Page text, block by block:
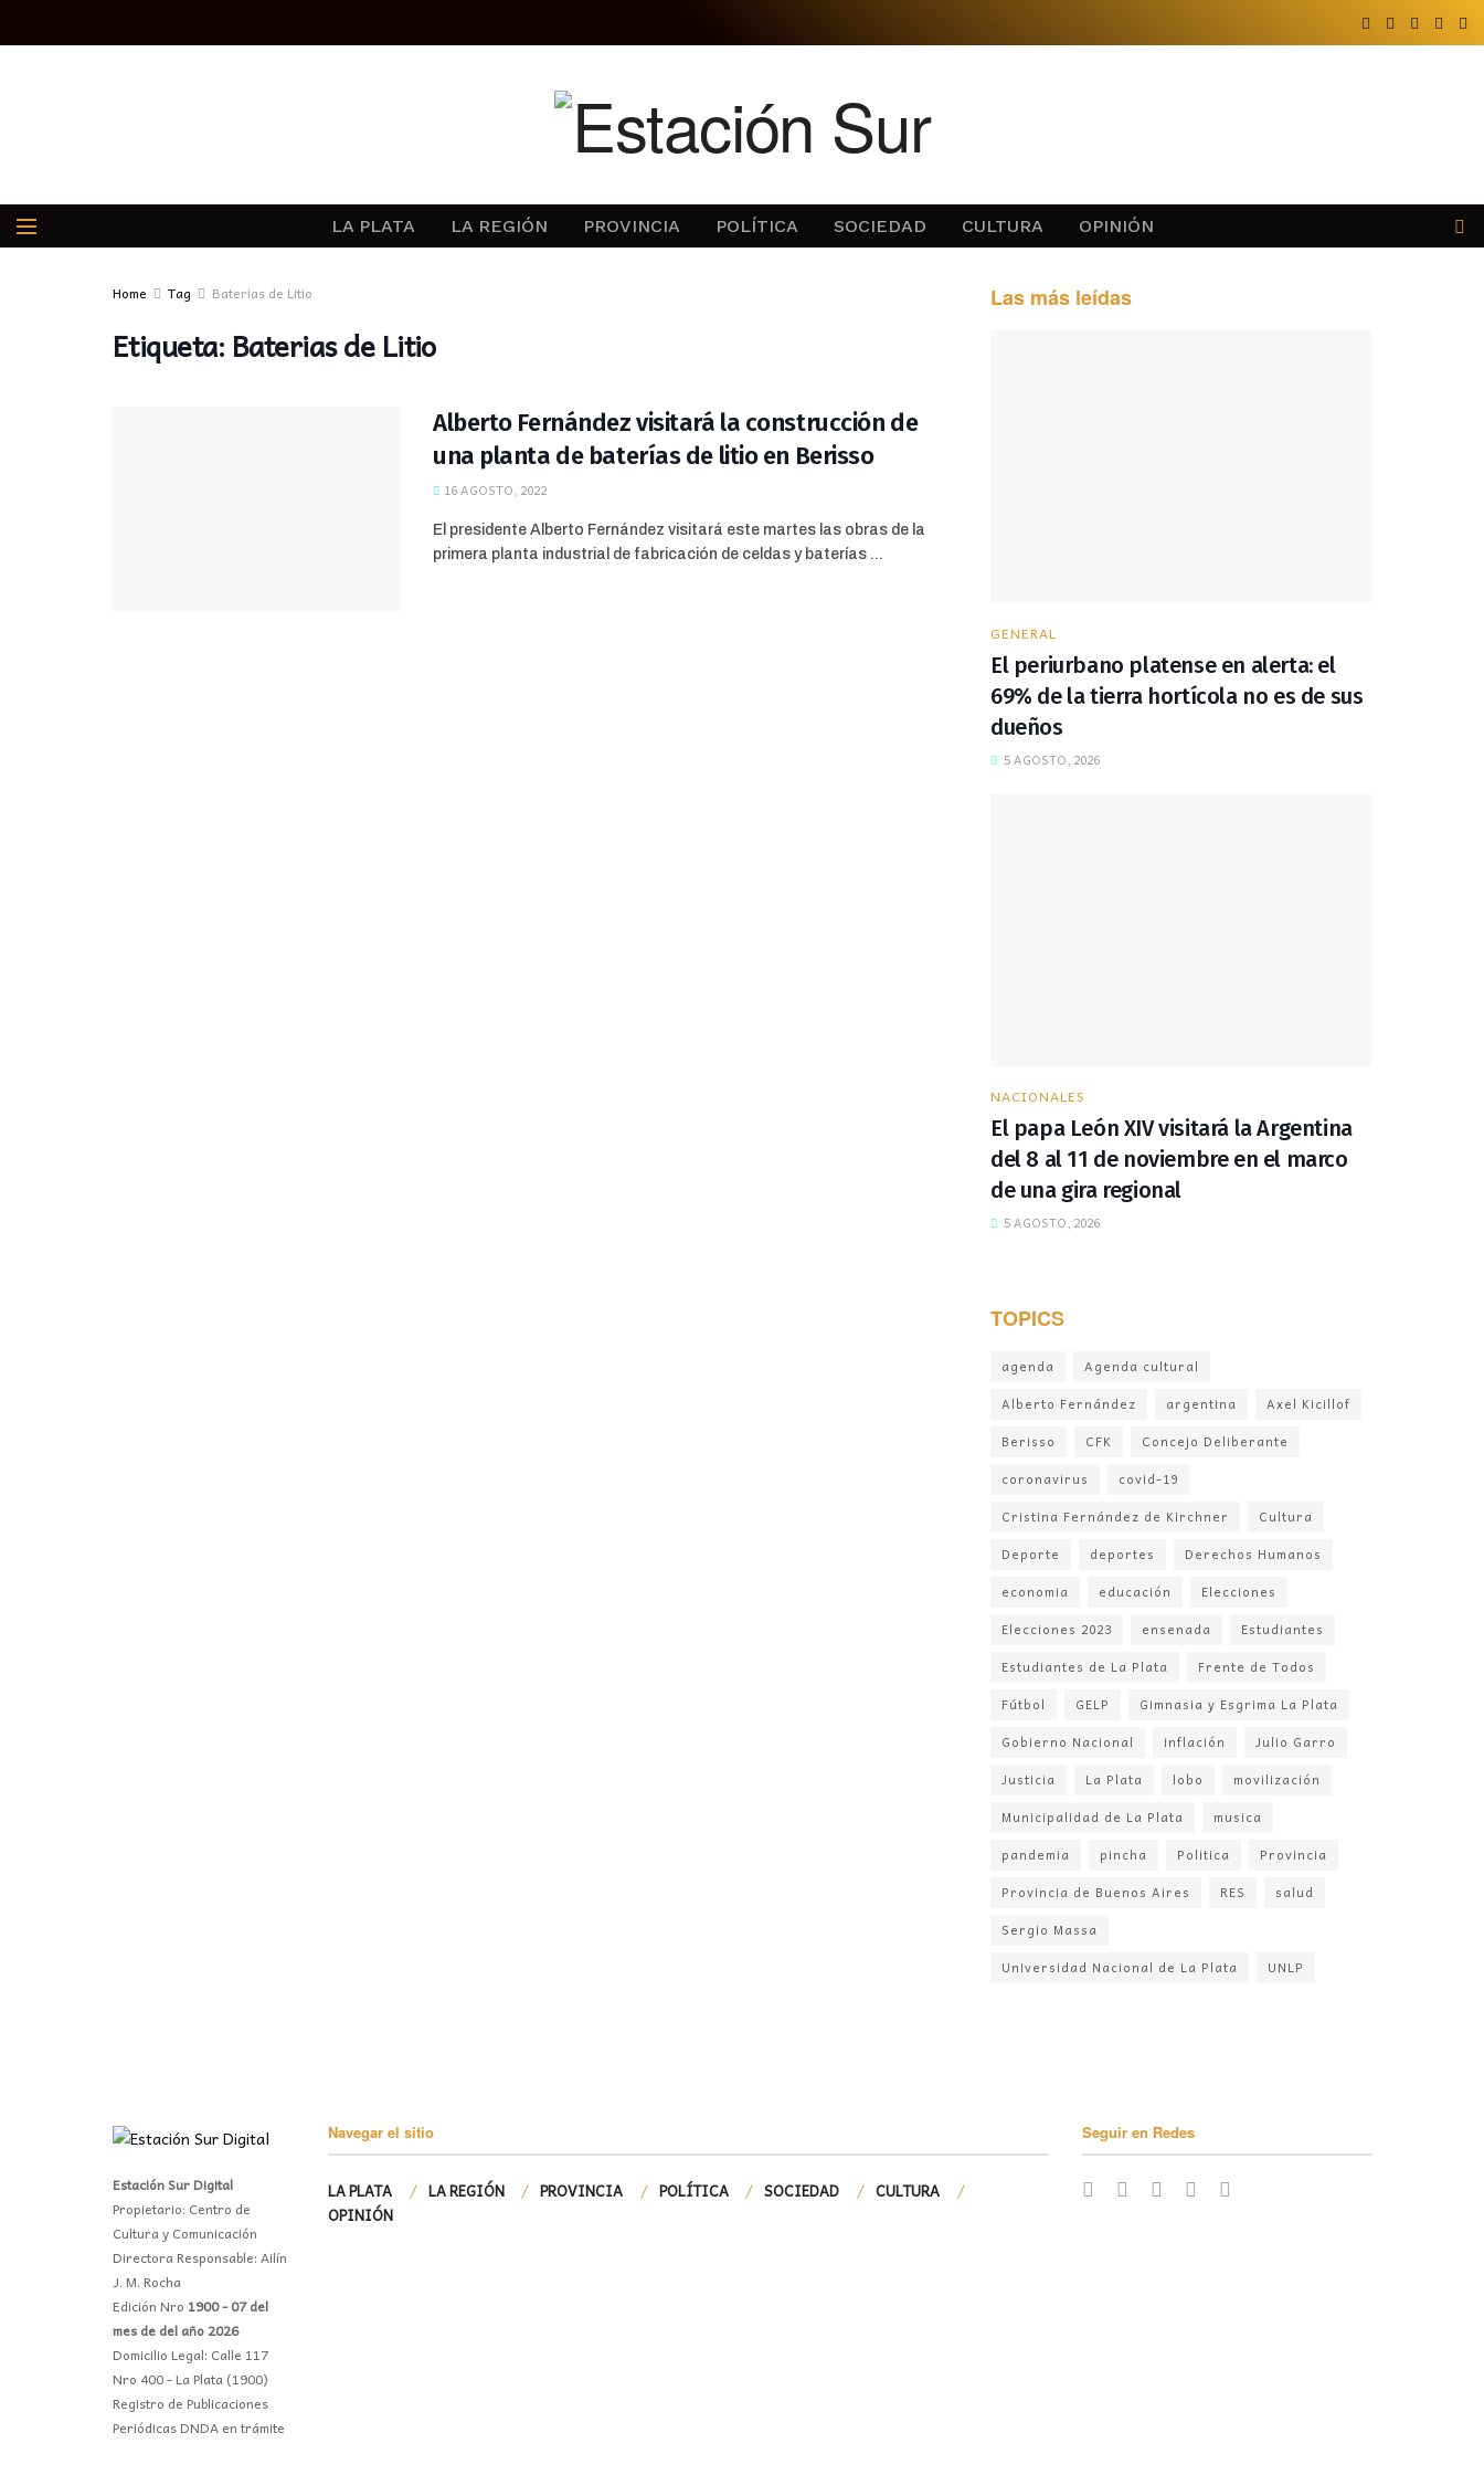
LA PLATA LA REGIÓN PROVINCIA POLÍTICA SOCIEDAD CULTURA OPINIÓN
Home Tag Baterias de Litio
Etiqueta:Baterias de Litio
Alberto Fernández visitará la construcción de
una planta de baterías de litio en Berisso
16 AGOSTO, 2022
El presidente Alberto Fernández visitará este martes las obras de la
primera planta industrial de fabricación de celdas y baterías ...
Las más leídas
GENERAL
El periurbano platense en alerta: el
69% de la tierra hortícola no es de sus
dueños
5 AGOSTO, 2026
NACIONALES
El papa León XIV visitará la Argentina
del 8 al 11 de noviembre en el marco
de una gira regional
5 AGOSTO, 2026
TOPICS
agenda
Agenda cultural
Alberto Fernández
argentina
Axel Kicillof
Berisso
CFK
Concejo Deliberante
coronavirus
covid-19
Cristina Fernández de Kirchner
Cultura
Deporte
deportes
Derechos Humanos
economia
educación
Elecciones
Elecciones 2023
ensenada
Estudiantes
Estudiantes de La Plata
Frente de Todos
Fútbol
GELP
Gimnasia y Esgrima La Plata
Gobierno Nacional
inflación
Julio Garro
Justicia
La Plata lobo
movilización
Municipalidad de La Plata
musica
pandemia
pincha Politica
Provincia
Provincia de Buenos Aires
RES
salud
Sergio Massa
Universidad Nacional de La Plata
UNLP
Estación Sur Digital
Propietario: Centro de
Cultura y Comunicación
Directora Responsable: Ailín
J. M. Rocha
Edición Nro 1900 - 07 del
mes de del año 2026
Domicilio Legal: Calle 117
Nro 400 - La Plata (1900)
Registro de Publicaciones
Periódicas DNDA en trámite
Navegar el sitio
LA PLATA LA REGIÓN PROVINCIA POLÍTICA SOCIEDAD
CULTURA
OPINIÓN
Seguir en Redes